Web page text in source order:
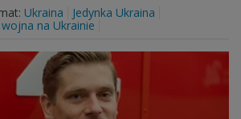
Ukraina
Jedynka Ukraina
wojna na Ukrainie